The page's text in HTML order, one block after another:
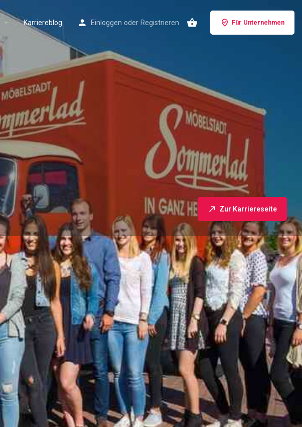
Karriereblog Einloggen oder Registrieren Für Unternehmen
Zur Karriereseite
Jobs 0
Mit Freunden teilen Claim listing
Anzeige
Das bieten wir an
Ausbildung Duales Studium